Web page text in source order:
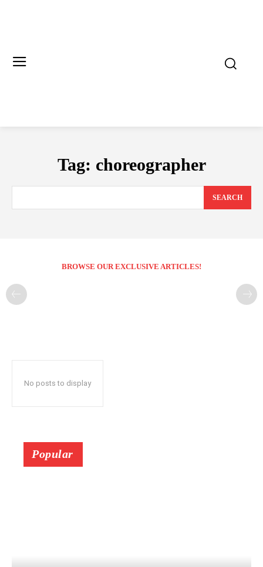
Tag: choreographer
SEARCH
BROWSE OUR EXCLUSIVE ARTICLES!
No posts to display
Popular